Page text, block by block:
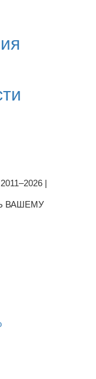
|
ВАШЕМУ